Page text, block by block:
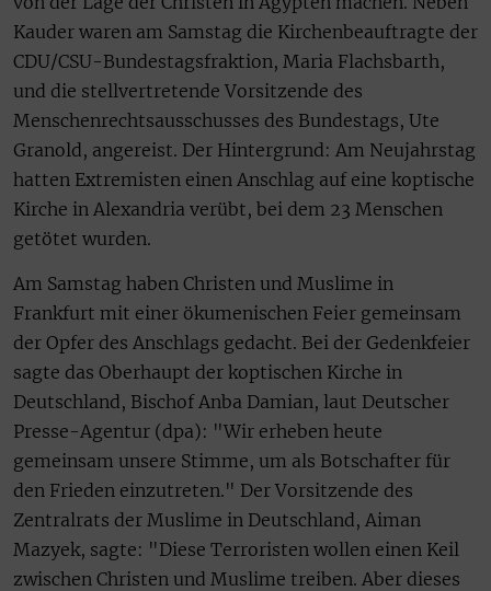
Kauder waren am Samstag die Kirchenbeauftragte der
CDU/CSU-Bundestagsfraktion, Maria Flachsbarth,
und die stellvertretende Vorsitzende des
Menschenrechtsausschusses des Bundestags, Ute
Granold, angereist. Der Hintergrund: Am Neujahrstag
hatten Extremisten einen Anschlag auf eine koptische
Kirche in Alexandria verübt, bei dem 23 Menschen
getötet wurden.
Am Samstag haben Christen und Muslime in
Frankfurt mit einer ökumenischen Feier gemeinsam
der Opfer des Anschlags gedacht. Bei der Gedenkfeier
sagte das Oberhaupt der koptischen Kirche in
Deutschland, Bischof Anba Damian, laut Deutscher
Presse-Agentur (dpa): "Wir erheben heute
gemeinsam unsere Stimme, um als Botschafter für
den Frieden einzutreten." Der Vorsitzende des
Zentralrats der Muslime in Deutschland, Aiman
Mazyek, sagte: "Diese Terroristen wollen einen Keil
zwischen Christen und Muslime treiben. Aber dieses